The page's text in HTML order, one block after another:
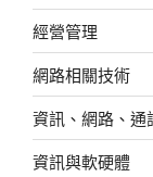
經營管理
網路相關技術
資訊、網路、通
資訊與軟硬體